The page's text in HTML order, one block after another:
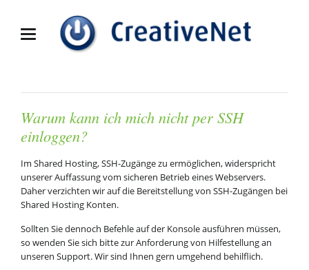
Warum kann ich mich nicht per SSH
einloggen?
Im Shared Hosting, SSH-Zugänge zu ermöglichen, widerspricht
unserer Auffassung vom sicheren Betrieb eines Webservers.
Daher verzichten wir auf die Bereitstellung von SSH-Zugängen bei
Shared Hosting Konten.
Sollten Sie dennoch Befehle auf der Konsole ausführen müssen,
so wenden Sie sich bitte zur Anforderung von Hilfestellung an
unseren Support. Wir sind Ihnen gern umgehend behilflich.